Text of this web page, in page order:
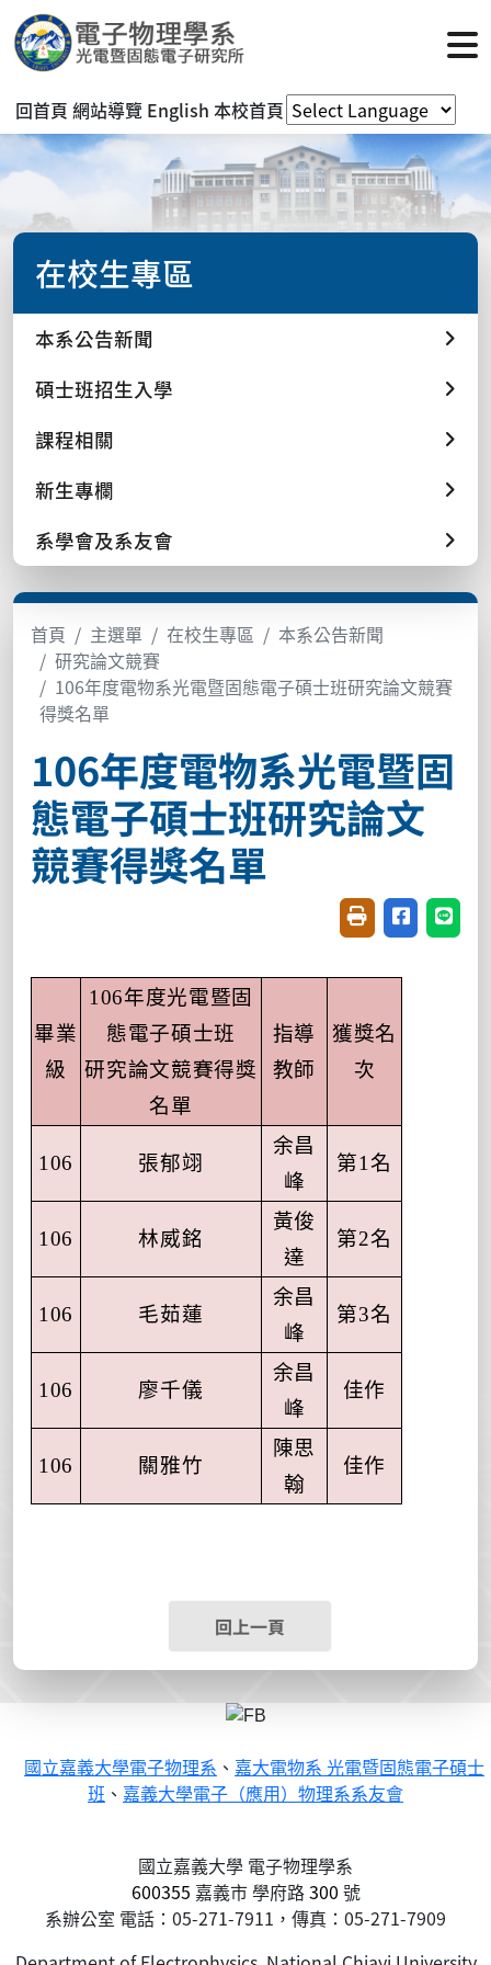
回首頁 網站導覽 English 本校首頁
在校生專區
本系公告新聞
碩士班招生入學
課程相關
新生專欄
系學會及系友會
首頁 主選單 在校生專區
本系公告新聞
研究論文競賽
106年度電物系光電暨固態電子碩士班研究論文競賽
得獎名單
106年度電物系光電暨固
態電子碩士班研究論文
競賽得獎名單
友善列印(開新視
分享至臉書
分享
畢業
級
106年度光電暨固
態電子碩士班
研究論文競賽得獎
名單
指導
教師
獲獎名
次
106 張郁翊
余昌
峰
第1 名
106 林威銘
黃俊
達
第2名
106 毛茹蓮
余昌
峰
第3名
106 廖千儀
余昌
峰
佳作
106 關雅竹
陳思
翰
佳作
回上一頁
國立嘉義大學電子物理系 、 嘉大電物系 光電暨固態電子碩士
班 、 嘉義大學電子（應用）物理系系友會
國立嘉義大學 電子物理學系
600355 嘉義市學府路300 號
系辦公室 電話：05-271-7911，傳真：05-271-7909